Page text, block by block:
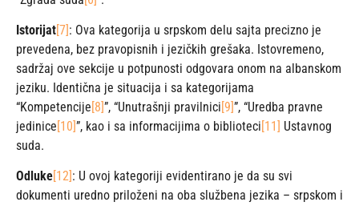
Istorijat[7]: Ova kategorija u srpskom delu sajta precizno je
prevedena, bez pravopisnih i jezičkih grešaka. Istovremeno,
sadržaj ove sekcije u potpunosti odgovara onom na albanskom
jeziku. Identična je situacija i sa kategorijama
“Kompetencije[8]”, “Unutrašnji pravilnici[9]”, “Uredba pravne
jedinice[10]”, kao i sa informacijima o biblioteci[11] Ustavnog
suda.
Odluke [12] : U ovoj kategoriji evidentirano je da su svi
dokumenti uredno priloženi na oba službena jezika – srpskom i